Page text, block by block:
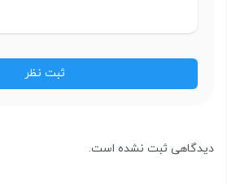
دیدگاهی ثبت نشده است.